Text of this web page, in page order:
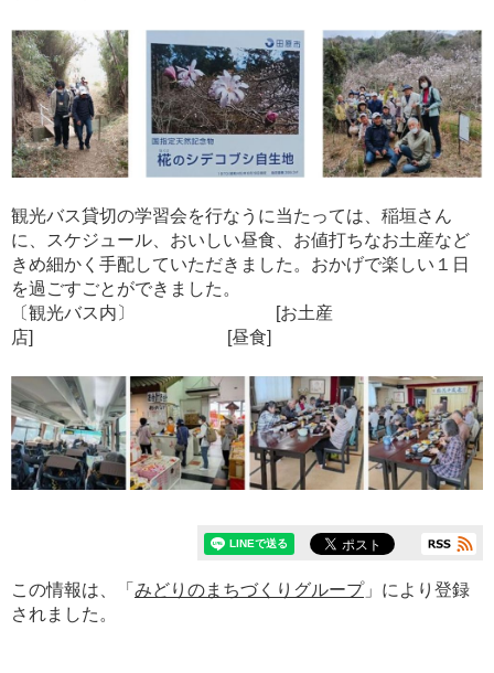
観光バス貸切の学習会を行なうに当たっては、稲垣さん
に、スケジュール、おいしい昼食、お値打ちなお土産など
きめ細かく手配していただきました。おかげで楽しい１日
を過ごすごとができました。
〔観光バス内〕 [お土産
店] [昼食]
この情報は、「 みどりのまちづくりグループ」により登録
されました。